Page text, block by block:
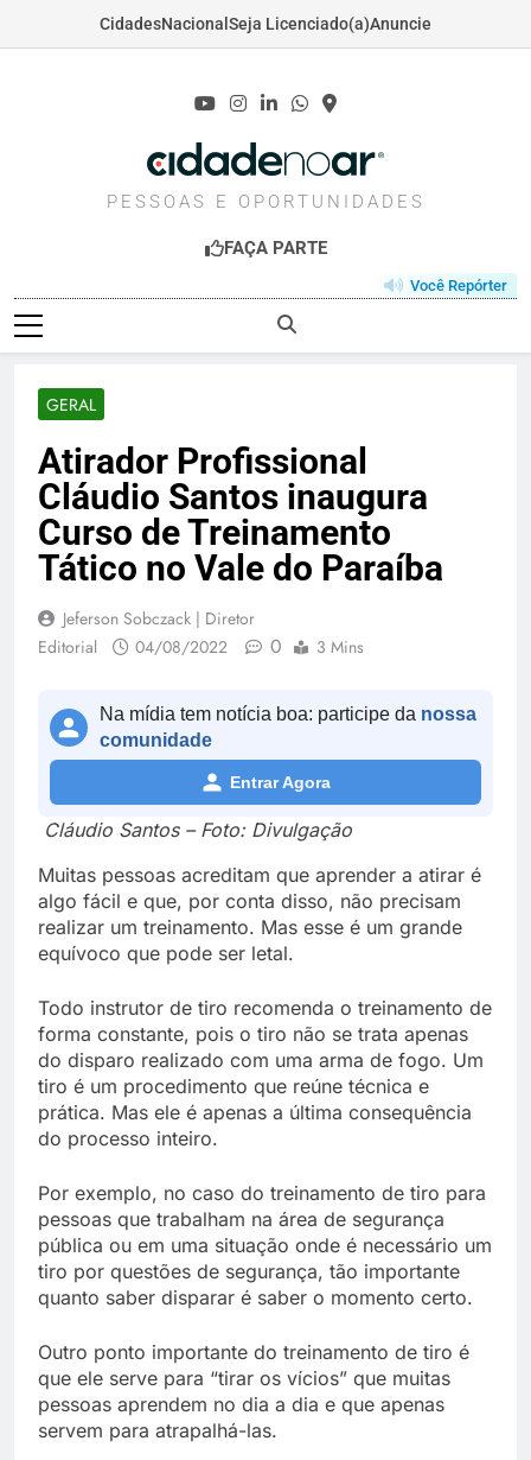
CidadesNacional Seja Licenciado(a)Anuncie
CIDADENOAR.COM
PESSOAS E OPORTUNIDADES
FAÇA PARTE
Você Repórter
GERAL
Atirador Profissional
Cláudio Santos inaugura
Curso de Treinamento
Tático no Vale do Paraíba
Jeferson Sobczack | Diretor
Editorial
04/08/2022 0 3 Mins
Na mídia tem notícia boa: participe da nossa
comunidade
Entrar Agora
Cláudio Santos – Foto: Divulgação
Muitas pessoas acreditam que aprender a atirar é
algo fácil e que, por conta disso, não precisam
realizar um treinamento. Mas esse é um grande
equívoco que pode ser letal.
Todo instrutor de tiro recomenda o treinamento de
forma constante, pois o tiro não se trata apenas
do disparo realizado com uma arma de fogo. Um
tiro é um procedimento que reúne técnica e
prática. Mas ele é apenas a última consequência
do processo inteiro.
Por exemplo, no caso do treinamento de tiro para
pessoas que trabalham na área de segurança
pública ou em uma situação onde é necessário um
tiro por questões de segurança, tão importante
quanto saber disparar é saber o momento certo.
Outro ponto importante do treinamento de tiro é
que ele serve para “tirar os vícios” que muitas
pessoas aprendem no dia a dia e que apenas
servem para atrapalhá-las.